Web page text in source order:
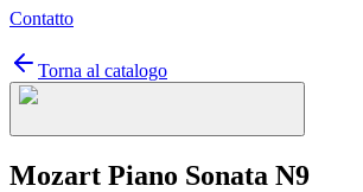
Contatto
Torna al catalogo
Mozart Piano Sonata N9